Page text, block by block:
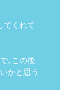
てくれて
､この後
かと思う